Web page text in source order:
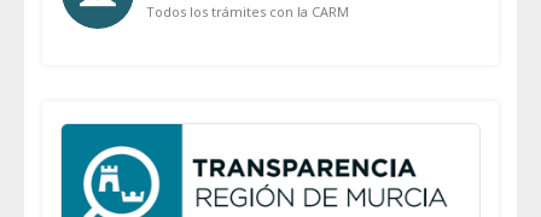
Todos los trámites con la CARM